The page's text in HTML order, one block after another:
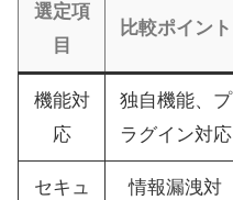
選定項
目
比較ポイント
機能対
応
独自機能、プ
ラグイン対応
セキュ
情報漏洩対